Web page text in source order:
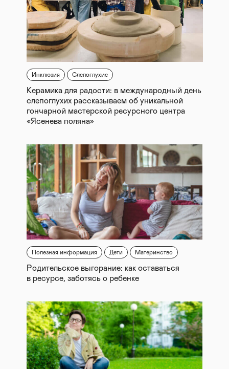
Инклюзия Слепоглухие
Керамика для радости: в международный день
слепоглухих рассказываем об уникальной
гончарной мастерской ресурсного центра
«Ясенева поляна»
Полезная информация Дети Материнство
Родительское выгорание: как оставаться
в ресурсе, заботясь о ребенке